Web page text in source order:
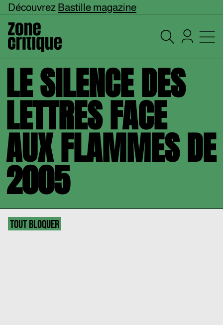
Découvrez Bastille magazine
LE SILENCE DES
LETTRES FACE
AUX FLAMMES DE
2005
TOUT BLOQUER